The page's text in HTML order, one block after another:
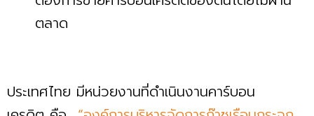
ตลาด
ประเทศไทย มีหน่วยงานที่ดำเนินงานคาร์บอน